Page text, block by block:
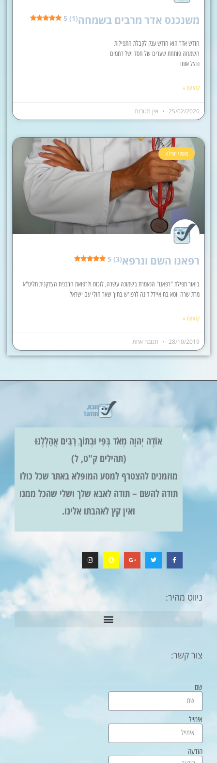
משנכנס אדר מרבים בשמחה5 (1)
חודש אדר הוא חודש ענק לקבלת התפילות
השמחה פותחת שערים של חסד ושל רחמים
ננצל אותו
קרא עוד »
25/02/2020 אין תגובות
מאמרי תפילה
רפאנו השם ונרפא5 (3)
ביאור תפילת "רפאנו" הנאמרת בשמונה עשרה, לזכות ולרפואת הרבנית הצדקנית תליט"א
מרת שרה יוטא בת איידל דינה לרפו'ש בתוך שאר חולי עם ישראל
קרא עוד »
28/10/2019 תגובה אחת
אוֹדֶה יְהוָה מְאֹד בְּפִי וּבְתוֹךְ רַבִּים אֲהַלְלֶנּוּ
(תהילים ק"ט, ל)
מוזמנים להצטרף למסע המופלא באתר שכל כולו
תודה להשם – תודה לאבא שלך ושלי שהכל ממנו
ואין קץ לאהבתו אלינו.
ניווט מהיר:
צור קשר:
שם
אימייל
הודעה